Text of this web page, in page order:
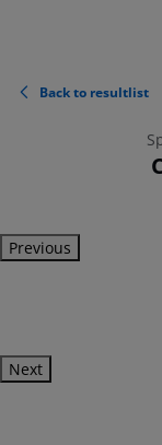
Back to resultlist
Previous
Next